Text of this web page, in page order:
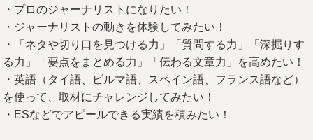
・プロのジャーナリストになりたい！
・ジャーナリストの動きを体験してみたい！
・「ネタや切り口を見つける力」「質問する力」「深掘りす
る力」「要点をまとめる力」「伝わる文章力」を高めたい！
・英語（タイ語、ビルマ語、スペイン語、フランス語など）
を使って、取材にチャレンジしてみたい！
・ESなどでアピールできる実績を積みたい！